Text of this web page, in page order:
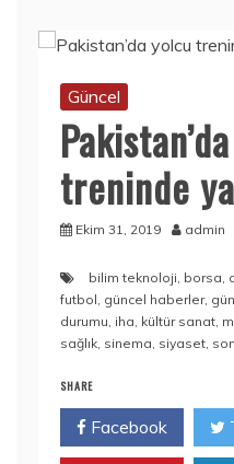
Güncel
treninde
Ekim 31, 2019 admin
bilim teknoloji, borsa,
futbol, güncel haberler,
durumu, iha, kültür sanat,
sağlık, sinema, siyaset,
SHARE
Facebook